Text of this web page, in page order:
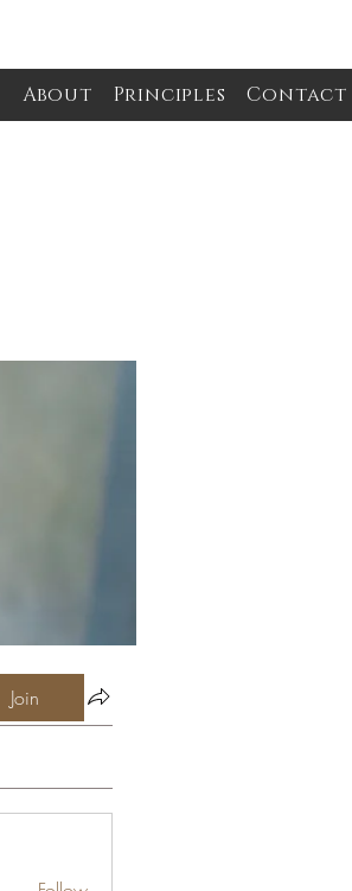
About Principles Contact
Join